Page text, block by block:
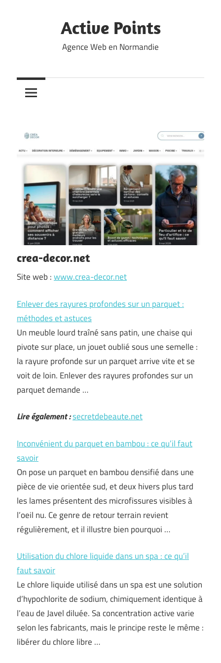
Active Points
Agence Web en Normandie
crea-decor.net
Site web :www.crea-decor.net
Enlever des rayures profondes sur un parquet :
méthodes et astuces
Un meuble lourd traîné sans patin, une chaise qui
pivote sur place, un jouet oublié sous une semelle :
la rayure profonde sur un parquet arrive vite et se
voit de loin. Enlever des rayures profondes sur un
parquet demande …
Lire également :secretdebeaute.net
Inconvénient du parquet en bambou : ce qu’il faut
savoir
On pose un parquet en bambou densifié dans une
pièce de vie orientée sud, et deux hivers plus tard
les lames présentent des microfissures visibles à
l’oeil nu. Ce genre de retour terrain revient
régulièrement, et il illustre bien pourquoi …
Utilisation du chlore liquide dans un spa : ce qu’il
faut savoir
Le chlore liquide utilisé dans un spa est une solution
d’hypochlorite de sodium, chimiquement identique à
l’eau de Javel diluée. Sa concentration active varie
selon les fabricants, mais le principe reste le même :
libérer du chlore libre …